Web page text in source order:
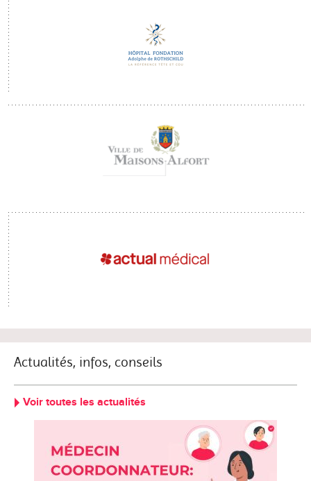
Actualités, infos, conseils
Voir toutes les actualités